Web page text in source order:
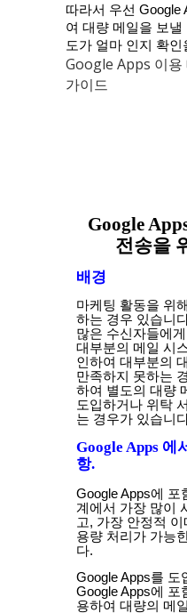
따라서 우선 Google
여 대량 메일을 보낼
도가 얼마 인지 확인
Google Apps 이용
가이드